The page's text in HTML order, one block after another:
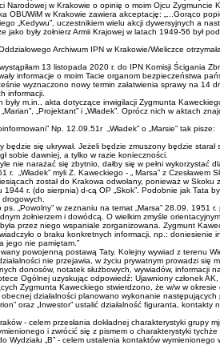
Narodowej w Krakowie o opinię o moim Ojcu
OBUWiM w Krakowie zawiera akceptację: „...Gorąco
„Kedywu”, uczestnikiem wielu akcji dywersyjnych a
jako były żołnierz Armii Krajowej w latach 1949-56 był
Archiwum IPN w Krakowie/Wieliczce
13 listopada 2020 r. do IPN Komisji Ścigania
informacje o moim Tacie organom bezpieczeństwa
wyznaczono nowy termin załatwienia sprawy na
informacji.
m.in., akta dotyczące inwigilacji Zygmunta
„Projektant” i „Władek”. Oprócz nich w aktach
Np. 12.09.51r „Władek” o „Marsie” tak
będzie się ukrywał. Jeżeli będzie zmuszony będzie
sobie dawniej, a tylko w razie konieczności.
nie narażać się zbytnio, dałby się w pełni wykorzystać
„Władek” myli Z. Kaweckiego - „ Marsa” z Czesławem
został do Krakowa odwołany, ponieważ w
1944 r. (do sierpnia) d-cą OP „Skok”. Podobnie jak Tata
„Powolny” w zeznaniu na temat „Marsa” 28.09. 1951
żołnierzem i dowódcą. O wielkim zmyśle
przez niego wspaniale zorganizowana. Zygmunt
o braku konkretnych informacji, np.:
jego nie pamiętam.”
powojenną postawą Taty. Kolejny wywiad z terenu
nie przejawia, w życiu prywatnym prowadzi się
donosów, notatek służbowych, wywiadów,
Ogólnej uzyskując odpowiedź: Ujawniony członek
Zygmunta Kaweckiego stwierdzono, że w/w w
obecnej działalności planowano wykonanie
oraz „Inwestor” ustalić działalność figuranta,
- celem przesłania dokładnej charakterystyki grupy
i zwrócić się z pismem o charakterystyki tychże
Wydziału „B” - celem ustalenia kontaktów